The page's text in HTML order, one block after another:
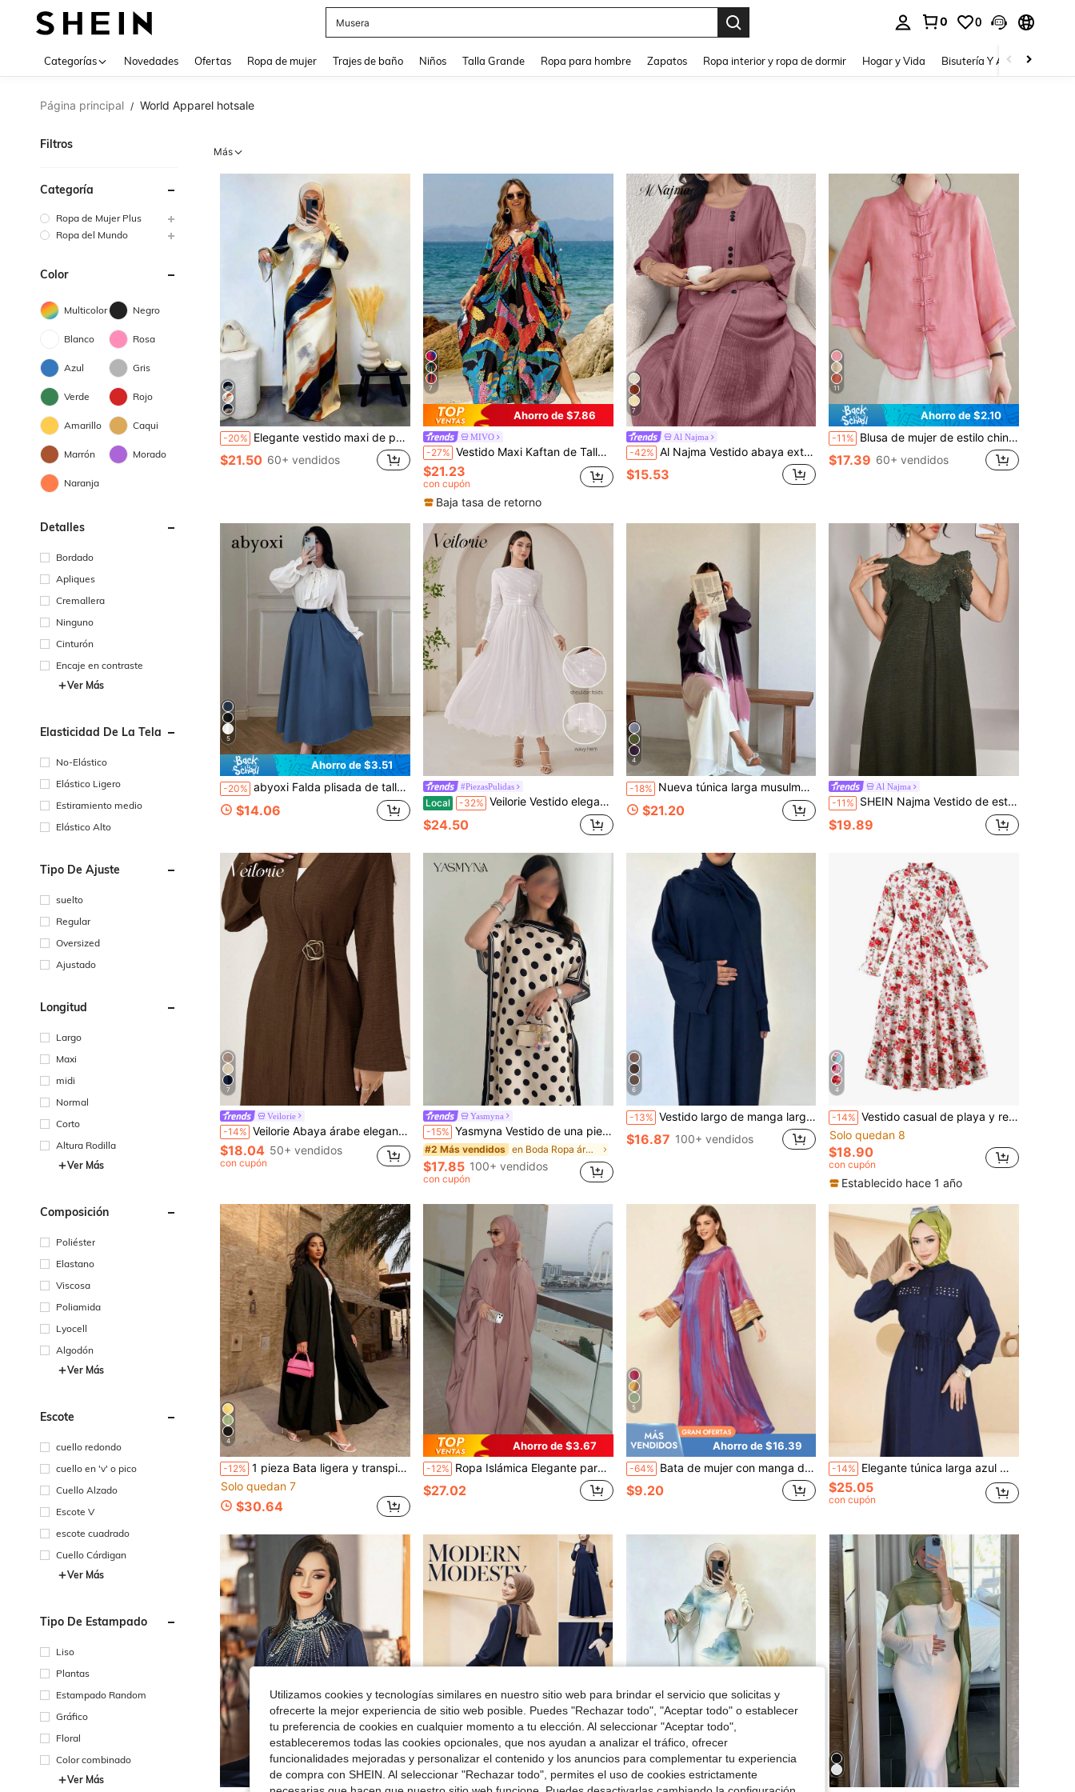
Musera 0 0
Categorías Novedades Ofertas Ropa de mujer Trajes de baño Niños Talla Grande Ropa para hombre Zapatos Ropa interior y ropa de dormir Hogar y Vida Bisutería Y Accesorios
Página principal / World Apparel hotsale
Filtros
Categoría
Ropa de Mujer Plus
Ropa del Mundo
Color
Multicolor Negro
Blanco Rosa
Azul Gris
Verde Rojo
Amarillo Caqui
Marrón Morado
Naranja
Detalles
Bordado
Apliques
Cremallera
Ninguno
Cinturón
Encaje en contraste
Ver Más
Elasticidad De La Tela
No-Elástico
Elástico Ligero
Estiramiento medio
Elástico Alto
Tipo De Ajuste
suelto
Regular
Oversized
Ajustado
Longitud
Largo
Maxi
midi
Normal
Corto
Altura Rodilla
Ver Más
Composición
Poliéster
Elastano
Viscosa
Poliamida
Lyocell
Algodón
Ver Más
Escote
cuello redondo
cuello en 'v' o pico
Cuello Alzado
Escote V
escote cuadrado
Cuello Cárdigan
Ver Más
Tipo De Estampado
Liso
Plantas
Estampado Random
Gráfico
Floral
Color combinado
Ver Más
Más
-20% Elegante vestido maxi de punto de manga larga con estilo árabe, diseño de cuello redondo y mangas acampanadas, una opción ideal y modesta. Vacaciones primavera otoño
$21.50 60+ vendidos
7
Ahorro de $7.86
MIVO
-27% Vestido Maxi Kaftan de Talla Grande con Estampado Colorido, Cuello en V, Manga Murciélago, Estilo Bohemio, Suelto y Fluido, Cubre-Bañador de Playa para Otoño
$21.23
con cupón
Baja tasa de retorno
7
Al Najma
-42% Al Najma Vestido abaya extra largo de unicolor elegante para mujeres
$15.53
11
Ahorro de $2.10
-11% Blusa de mujer de estilo chino nuevo con cuello alto, botones de rana, de ramio, manga 3/4 con ribete de organza, corte holgado, unicolor, estilo oriental casual para uso diario en verano
$17.39 60+ vendidos
5
Ahorro de $3.51
-20% abyoxi Falda plisada de talle alto y corte evasé elegante para mujer, de estilo minimalista y moda, apta para uso casual diario, oficina, salidas, graduación, vacaciones, adecuada para primavera, verano, otoño e invierno
$14.06
#PiezasPulidas
Local -32% Veilorie Vestido elegante árabe de unicolor con cuello redondo, manga larga y plisado para mujer
$24.50
4
-18% Nueva túnica larga musulmana de Oriente Medio para mujer, vestido abaya de cárdigan con estampado tie-dye de moda, primavera/verano otoño
$21.20
Al Najma
-11% SHEIN Najma Vestido de estilo árabe para mujer con cuello redondo, parche de encaje floral y manga corta
$19.89
7
Veilorie
-14% Veilorie Abaya árabe elegante de unicolor para mujer
$18.04 50+ vendidos
con cupón
Yasmyna
-15% Yasmyna Vestido de una pieza elegante y casual para mujer, primavera/verano, tejido con estampado digital colocado, efecto burnout, lunares, manga larga y fruncido
#2 Más vendidos en Boda Ropa árabe
$17.85 100+ vendidos
con cupón
6
-13% Vestido largo de manga larga estilo árabe unicolor para mujer, vestido largo casual de otoño
$16.87 100+ vendidos
4
-14% Vestido casual de playa y resort de manga larga, cuello alto, estampado floral, corte holgado, elegante, primavera/otoño 2025, color blanco
Solo quedan 8
$18.90
con cupón
Establecido hace 1 año
4
-12% 1 pieza Bata ligera y transpirable de mujer con mangas de murciélago amarillas, diseño simple y elegante en color negro para otoño
Solo quedan 7
$30.64
Ahorro de $3.67
-12% Ropa Islámica Elegante para Mujer con Patrón Bordado, Túnica Holgada de Manga Larga Rosa Abaya Árabe Primavera Otoño
$27.02
5
Ahorro de $16.39
-64% Bata de mujer con manga de empalme de cinta dorada desarrollada
$9.20
-14% Elegante túnica larga azul marino con cinturón de cordón y pedrería, ropa islámica casual para otoño
$25.05
con cupón
Utilizamos cookies y tecnologías similares en nuestro sitio web para brindar el servicio que solicitas y
ofrecerte la mejor experiencia de sitio web posible. Puedes "Rechazar todo", "Aceptar todo" o establecer
tu preferencia de cookies en cualquier momento a tu elección. Al seleccionar "Aceptar todo",
estableceremos todas las cookies opcionales, que nos ayudan a analizar el tráfico, ofrecer
funcionalidades mejoradas y personalizar el contenido y los anuncios para complementar tu experiencia
de compra con SHEIN. Al seleccionar "Rechazar todo", permites el uso de cookies estrictamente